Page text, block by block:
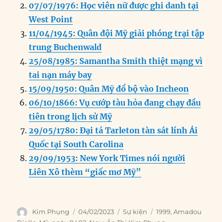
o
o
k
I
n
er p m
07/07/1976: Học viên nữ được ghi danh tại
West Point
11/04/1945: Quân đội Mỹ giải phóng trại tập
trung Buchenwald
25/08/1985: Samantha Smith thiệt mạng vì
tai nạn máy bay
15/09/1950: Quân Mỹ đổ bộ vào Incheon
06/10/1866: Vụ cướp tàu hỏa đang chạy đầu
tiên trong lịch sử Mỹ
29/05/1780: Đại tá Tarleton tàn sát lính Ái
Quốc tại South Carolina
29/09/1953: New York Times nói người
Liên Xô thèm “giấc mơ Mỹ”
Author
Kim Phụng
Posted
04/02/2023 Categories
Sự kiện Tags
1999,Amadou